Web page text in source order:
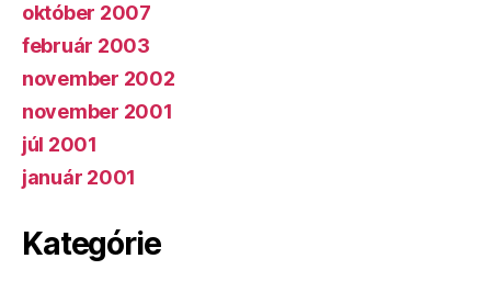
október 2007
február 2003
november 2002
november 2001
júl 2001
január 2001
Kategórie